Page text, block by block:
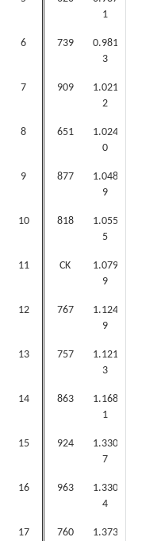
1
6 739
0.981
3
7 909
1.021
2
8 651
1.024
0
9 877
1.048
9
10 818
1.055
5
11 CK
1.079
9
12 767
1.124
9
13 757
1.121
3
14 863
1.168
1
15 924
1.330
7
16 963
1.330
4
17 760
1.373